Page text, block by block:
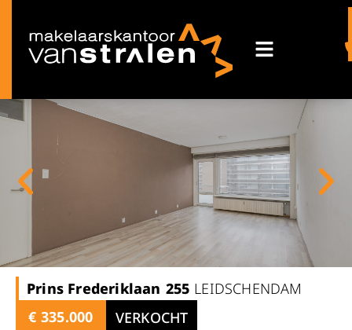
Prins Frederiklaan 255 LEIDSCHENDAM
€ 335.000
VERKOCHT